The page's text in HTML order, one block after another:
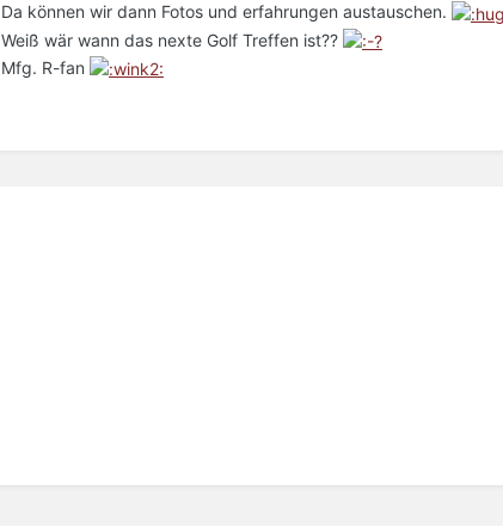
Da können wir dann Fotos und erfahrungen austauschen.
Weiß wär wann das nexte Golf Treffen ist??
Mfg. R-fan